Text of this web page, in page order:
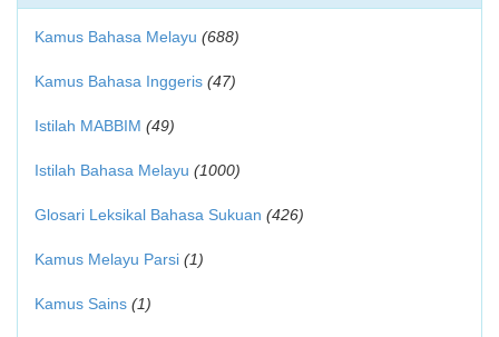
Kamus Bahasa Melayu (688)
Kamus Bahasa Inggeris (47)
Istilah MABBIM (49)
Istilah Bahasa Melayu (1000)
Glosari Leksikal Bahasa Sukuan (426)
Kamus Melayu Parsi (1)
Kamus Sains (1)